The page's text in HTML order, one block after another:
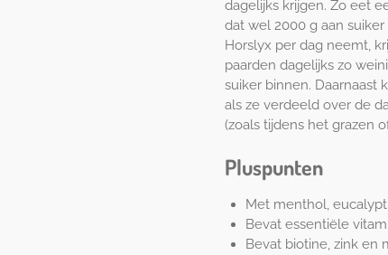
dagelijks krijgen. Zo eet
dat wel 2000 g aan
Horslyx per dag neemt,
paarden dagelijks zo
suiker binnen. Daarnaast
als ze verdeeld over de
(zoals tijdens het grazen
Pluspunten
Met menthol,
Bevat essentiële
Bevat biotine, zink en